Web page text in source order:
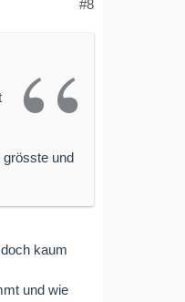
#8
und
kaum
und wie